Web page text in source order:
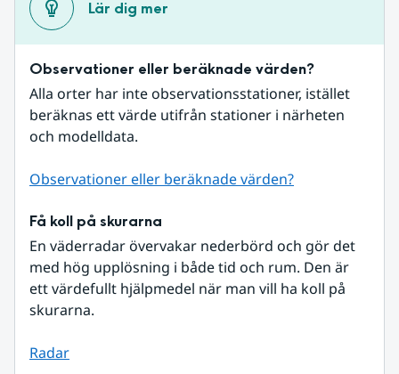
Lär dig mer
Observationer eller beräknade värden?
Alla orter har inte observationsstationer, istället
beräknas ett värde utifrån stationer i närheten
och modelldata.
Observationer eller beräknade värden?
Få koll på skurarna
En väderradar övervakar nederbörd och gör det
med hög upplösning i både tid och rum. Den är
ett värdefullt hjälpmedel när man vill ha koll på
skurarna.
Radar